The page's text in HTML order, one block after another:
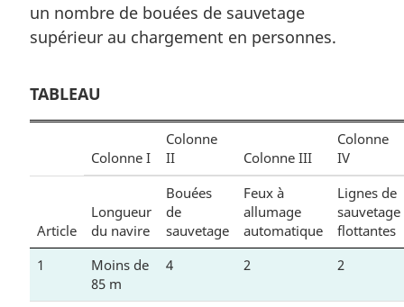
un nombre de bouées de sauvetage
supérieur au chargement en personnes.
TABLEAU
Colonne I
Colonne
II
Colonne III
Colonne
IV
Article
Longueur
du navire
Bouées
de
sauvetage
Feux à
allumage
automatique
Lignes de
sauvetage
flottantes
1
Moins de
85 m
4 2 2